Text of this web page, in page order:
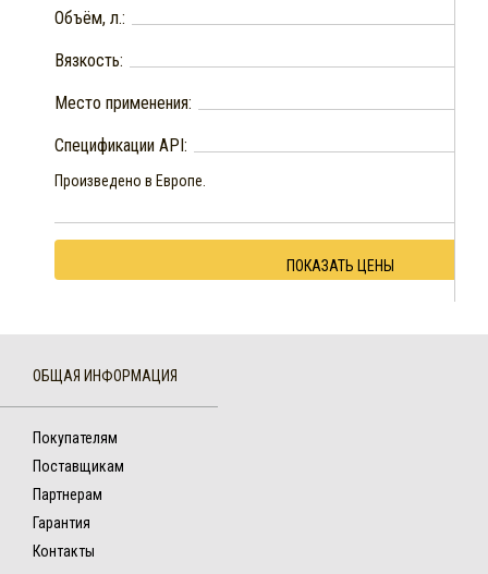
Объём, л.:
Вязкость:
Место применения:
Спецификации API:
Произведено в Европе.
ПОКАЗАТЬ ЦЕНЫ
ОБЩАЯ ИНФОРМАЦИЯ
Покупателям
Поставщикам
Партнерам
Гарантия
Контакты